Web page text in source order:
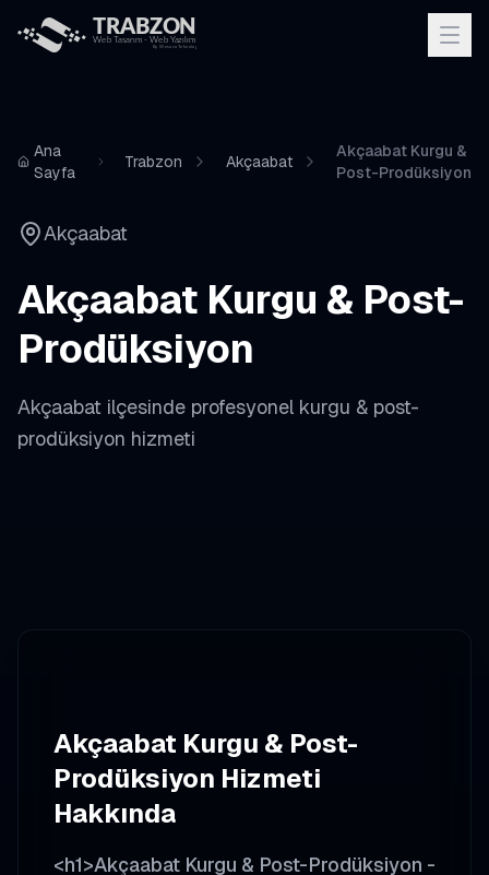
Ana
Sayfa
Trabzon Akçaabat
Akçaabat Kurgu &
Post-Prodüksiyon
Akçaabat
Akçaabat Kurgu & Post-
Prodüksiyon
Akçaabat ilçesinde profesyonel kurgu & post-
prodüksiyon hizmeti
Akçaabat Kurgu & Post-
Prodüksiyon Hizmeti
Hakkında
<h1>Akçaabat Kurgu & Post-Prodüksiyon -